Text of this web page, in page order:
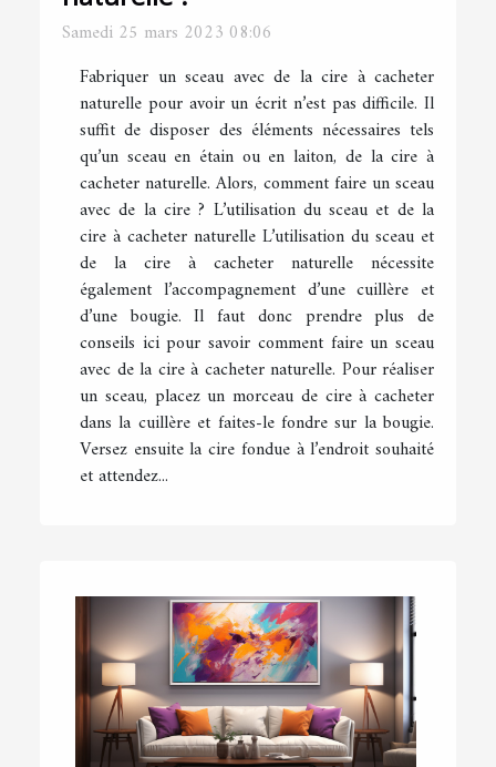
Samedi 25 mars 2023 08:06
Fabriquer un sceau avec de la cire à cacheter
naturelle pour avoir un écrit n’est pas difficile. Il
suffit de disposer des éléments nécessaires tels
qu’un sceau en étain ou en laiton, de la cire à
cacheter naturelle. Alors, comment faire un sceau
avec de la cire ? L’utilisation du sceau et de la
cire à cacheter naturelle L’utilisation du sceau et
de la cire à cacheter naturelle nécessite
également l’accompagnement d’une cuillère et
d’une bougie. Il faut donc prendre plus de
conseils ici pour savoir comment faire un sceau
avec de la cire à cacheter naturelle. Pour réaliser
un sceau, placez un morceau de cire à cacheter
dans la cuillère et faites-le fondre sur la bougie.
Versez ensuite la cire fondue à l’endroit souhaité
et attendez...